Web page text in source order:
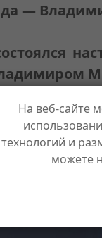
—
На веб-сайте
технологий и
можете